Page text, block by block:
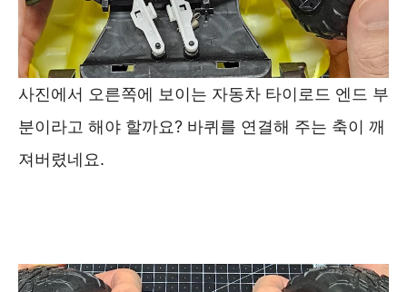
사진에서 오른쪽에 보이는 자동차 타이로드 엔드 부
분이라고 해야 할까요? 바퀴를 연결해 주는 축이 깨
져버렸네요.